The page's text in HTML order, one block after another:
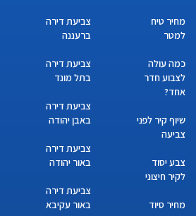
מחיר טיח
למטר
כמה עולה
לצבוע חדר
אחד?
שיוף קיר לפני
צביעה
צבע יסוד
לקיר חיצוני
מחיר סיוד
צביעת דירה
ברעננה
צביעת דירה
בתל מונד
צביעת דירה
באבן יהודה
צביעת דירה
באור יהודה
צביעת דירה
באור עקיבא